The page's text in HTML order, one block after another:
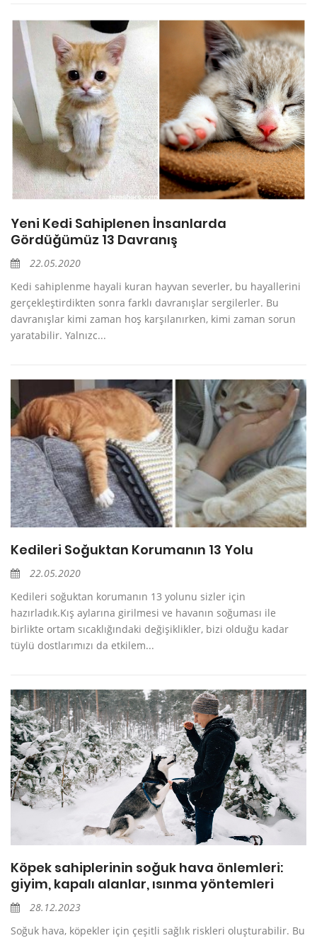
Yeni Kedi Sahiplenen İnsanlarda
Gördüğümüz 13 Davranış
22.05.2020
Kedi sahiplenme hayali kuran hayvan severler, bu hayallerini
gerçekleştirdikten sonra farklı davranışlar sergilerler. Bu
davranışlar kimi zaman hoş karşılanırken, kimi zaman sorun
yaratabilir. Yalnızc...
Kedileri Soğuktan Korumanın 13 Yolu
22.05.2020
Kedileri soğuktan korumanın 13 yolunu sizler için
hazırladık.Kış aylarına girilmesi ve havanın soğuması ile
birlikte ortam sıcaklığındaki değişiklikler, bizi olduğu kadar
tüylü dostlarımızı da etkilem...
Köpek sahiplerinin soğuk hava önlemleri:
giyim, kapalı alanlar, ısınma yöntemleri
28.12.2023
Soğuk hava, köpekler için çeşitli sağlık riskleri oluşturabilir. Bu